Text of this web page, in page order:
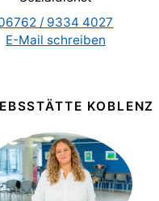
/ 9334 4027
E-Mail schreiben
KOBLENZ